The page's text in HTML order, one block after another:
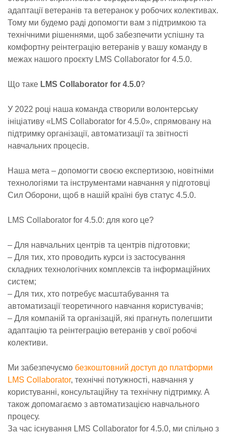
адаптації ветеранів та ветеранок у робочих колективах.
Тому ми будемо раді допомогти вам з підтримкою та
технічними рішеннями, щоб забезпечити успішну та
комфортну реінтеграцію ветеранів у вашу команду в
межах нашого проєкту LMS Collaborator for 4.5.0.
Що таке LMS Collaborator for 4.5.0?
У 2022 році наша команда створили волонтерську
ініціативу «LMS Collaborator for 4.5.0», спрямовану на
підтримку організації, автоматизації та звітності
навчальних процесів.
Наша мета – допомогти своєю експертизою, новітніми
технологіями та інструментами навчання у підготовці
Сил Оборони, щоб в нашій країні був статус 4.5.0.
LMS Collaborator for 4.5.0: для кого це?
– Для навчальних центрів та центрів підготовки;
– Для тих, хто проводить курси із застосування
складних технологічних комплексів та інформаційних
систем;
– Для тих, хто потребує масштабування та
автоматизації теоретичного навчання користувачів;
– Для компаній та організацій, які прагнуть полегшити
адаптацію та реінтеграцію ветеранів у свої робочі
колективи.
Ми забезпечуємо безкоштовний доступ до платформи
LMS Collaborator, технічні потужності, навчання у
користуванні, консультаційну та технічну підтримку. А
також допомагаємо з автоматизацією навчального
процесу.
За час існування LMS Collaborator for 4.5.0, ми спільно з